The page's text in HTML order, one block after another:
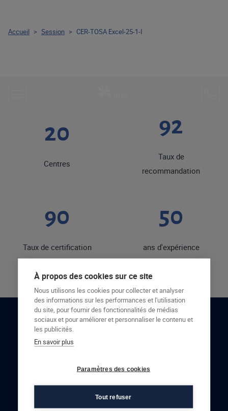
20
Centres
92
Taux de
recommandation
90
Taux de certification
50
ans d'expérience
RESTONS EN CONTACT
Accueil > Session > CER-TOSA Excel-25-1-I
À propos des cookies sur ce site
Nous utilisons les cookies pour collecter et analyser
des informations sur les performances et l'utilisation
du site, pour fournir des fonctionnalités de médias
sociaux et pour améliorer et personnaliser le contenu et
les publicités.
En savoir plus
Paramètres des cookies
Tout refuser